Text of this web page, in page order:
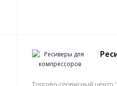
Торгово-сервисный